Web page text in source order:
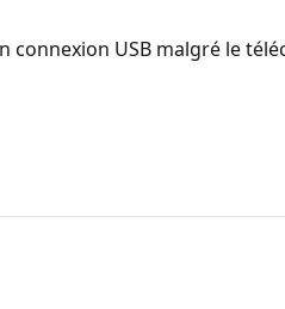
USB malgré le